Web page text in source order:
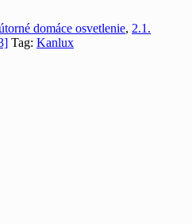
domáce osvetlenie, 2.1.
Tag: Kanlux